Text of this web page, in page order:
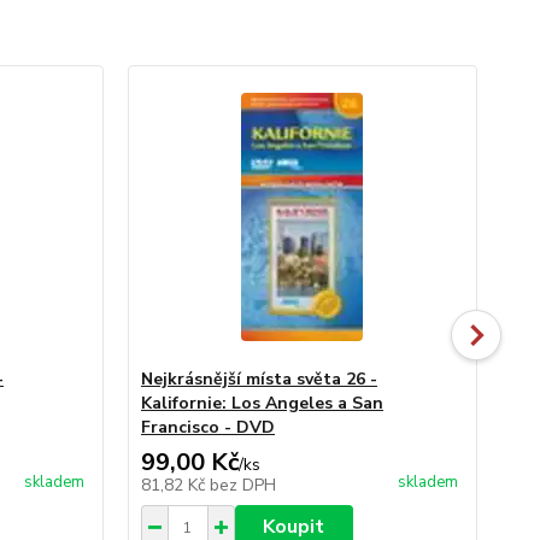
skladem
Nejkrásnější místa světa 26 -
Kalifornie: Los Angeles a San
Francisco - DVD
99,00 Kč/ks
81,82 Kč bez DPH skladem
Koupit